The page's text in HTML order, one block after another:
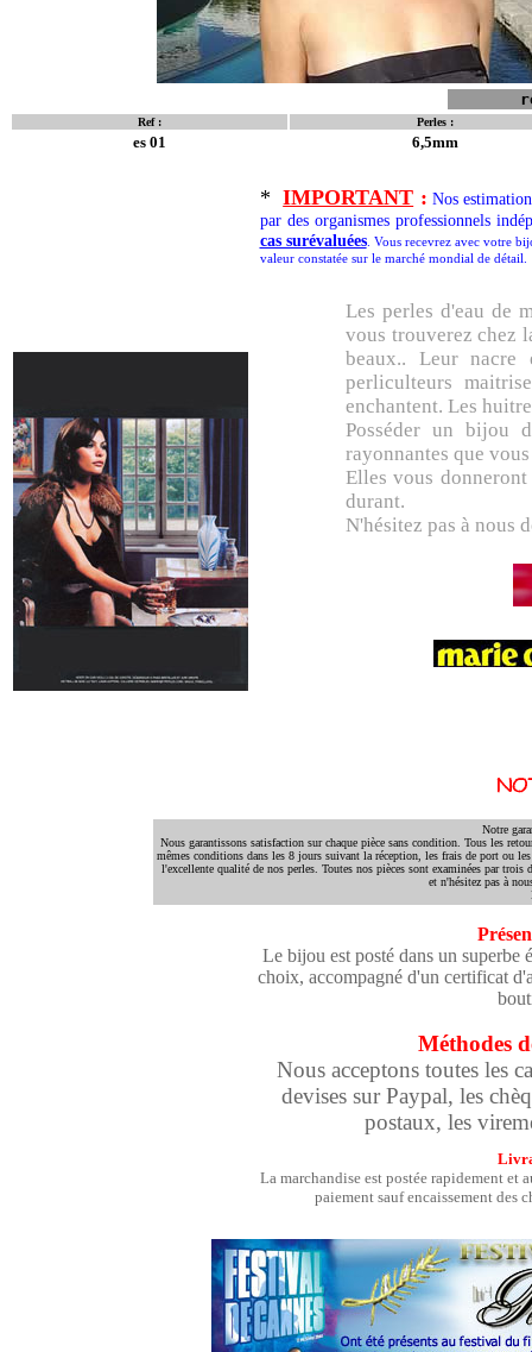
Ref : Perles :
es 01 6,5mm
* IMPORTANT : Nos
par des organismes professionnels
cas surévaluées. Vous recevrez avec votre
valeur constatée sur le marché mondial de détail.
Les perles d'eau de
vous trouverez chez
beaux.. Leur nacre
perliculteurs
enchantent. Les
Posséder un bijou
rayonnantes que
Elles vous
durant.
N'hésitez pas à nous
Notre
Nous garantissons satisfaction sur chaque pièce sans condition. Tous les
mêmes conditions dans les 8 jours suivant la réception, les frais de port ou
l'excellente qualité de nos perles. Toutes nos pièces sont examinées par
et n'hésitez pas à
Le bijou est posté dans un superbe
choix, accompagné d'un certificat
Méthodes
Nous acceptons toutes les
devises sur Paypal, les
postaux, les
La marchandise est postée rapidement et
paiement sauf encaissement des